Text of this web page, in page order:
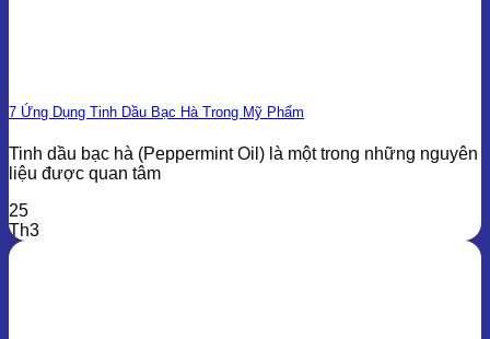
7 Ứng Dụng Tinh Dầu Bạc Hà Trong Mỹ Phẩm
Tinh dầu bạc hà (Peppermint Oil) là một trong những nguyên
liệu được quan tâm
25
Th3